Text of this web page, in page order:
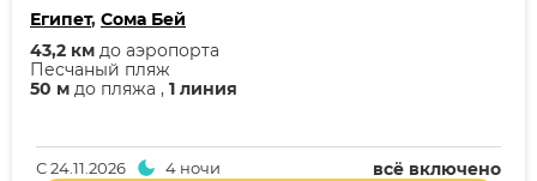
Египет, Сома Бей
50 м до пляжа , 1 линия
Песчаный пляж
43,2 км до аэропорта
всё включено
С24.11.2026 4 ночи